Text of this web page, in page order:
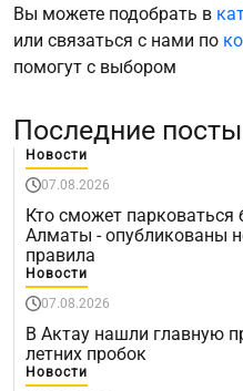
Вы можете подобрать в
или связаться с нами по
помогут с выбором
Последние посты
Новости
07.08.2026
Кто сможет парковаться
Алматы - опубликованы
правила
Новости
07.08.2026
В Актау нашли главную
летних пробок
Новости